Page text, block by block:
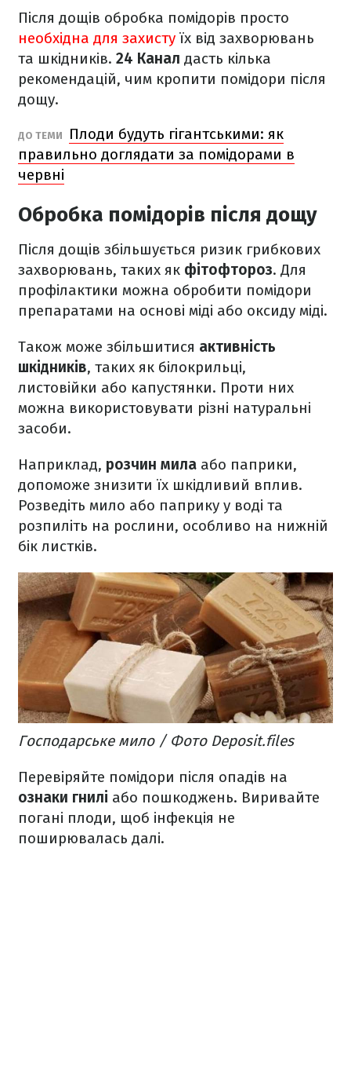
Після дощів обробка помідорів просто
необхідна для захисту їх від захворювань
та шкідників. 24 Канал дасть кілька
рекомендацій, чим кропити помідори після
дощу.
ДО ТЕМИ
Плоди будуть гігантськими: як
правильно доглядати за помідорами в
червні
Обробка помідорів після дощу
Після дощів збільшується ризик грибкових
захворювань, таких як фітофтороз. Для
профілактики можна обробити помідори
препаратами на основі міді або оксиду міді.
Також може збільшитися активність
шкідників, таких як білокрильці,
листовійки або капустянки. Проти них
можна використовувати різні натуральні
засоби.
Наприклад, розчин мила або паприки,
допоможе знизити їх шкідливий вплив.
Розведіть мило або паприку у воді та
розпиліть на рослини, особливо на нижній
бік листків.
Господарське мило / Фото Deposit.files
Перевіряйте помідори після опадів на
ознаки гнилі або пошкоджень. Виривайте
погані плоди, щоб інфекція не
поширювалась далі.